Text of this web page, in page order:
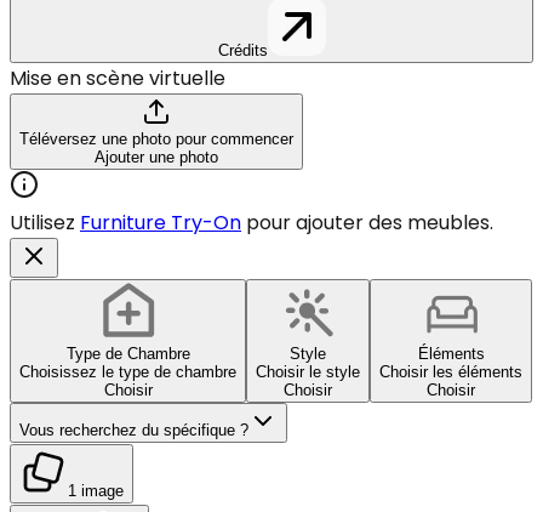
Crédits
Mise en scène virtuelle
Téléversez une photo pour commencer
Ajouter une photo
Utilisez Furniture Try-On pour ajouter des meubles.
Type de Chambre
Choisissez le type de chambre
Choisir
Style
Choisir le style
Choisir
Éléments
Choisir les éléments
Choisir
Vous recherchez du spécifique ?
1 image